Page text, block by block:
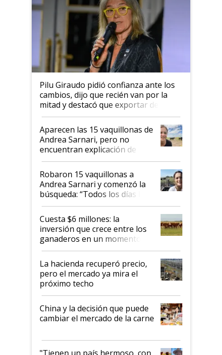
Pilu Giraudo pidió confianza ante los
cambios, dijo que recién van por la
mitad y destacó que exportar dejó de
ser "para unos pocos": "Tenemos un
mandato muy claro del gobierno
nacional"
Aparecen las 15 vaquillonas de
Andrea Sarnari, pero no
encuentran explicación de
cómo llegaron allí
Robaron 15 vaquillonas a
Andrea Sarnari y comenzó la
búsqueda: “Todos los días le
toca a algún productor”
Cuesta $6 millones: la
inversión que crece entre los
ganaderos en un momento
histórico para la actividad
La hacienda recuperó precio,
pero el mercado ya mira el
próximo techo
China y la decisión que puede
cambiar el mercado de la carne